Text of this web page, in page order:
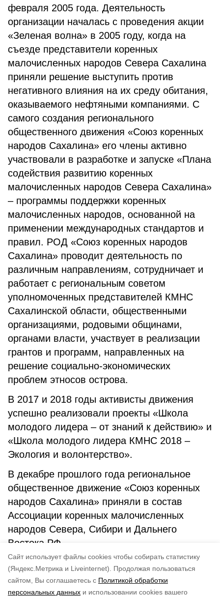
Cайт использует файлы cookies чтобы собирать статистику
(Яндекс.Метрика и Liveinternet).
Продолжая пользоваться
сайтом, Вы соглашаетесь с Политикой обработки
персональных данных и использовании cookies вашего
февраля 2005 года. Деятельность
организации началась с проведения акции
«Зеленая волна» в 2005 году, когда на
съезде представители коренных
малочисленных народов Севера Сахалина
приняли решение выступить против
негативного влияния на их среду обитания,
оказываемого нефтяными компаниями. С
самого создания регионального
общественного движения «Союз коренных
народов Сахалина» его члены активно
участвовали в разработке и запуске «Плана
содействия развитию коренных
малочисленных народов Севера Сахалина»
– программы поддержки коренных
малочисленных народов, основанной на
применении международных стандартов и
правил. РОД «Союз коренных народов
Сахалина» проводит деятельность по
различным направлениям, сотрудничает и
работает с региональным советом
уполномоченных представителей КМНС
Сахалинской области, общественными
организациями, родовыми общинами,
органами власти, участвует в реализации
грантов и программ, направленных на
решение социально-экономических
проблем этносов острова.
В 2017 и 2018 годы активисты движения
успешно реализовали проекты «Школа
молодого лидера – от знаний к действию» и
«Школа молодого лидера КМНС 2018 –
Экология и волонтерство».
В декабре прошлого года региональное
общественное движение «Союз коренных
народов Сахалина» приняли в состав
Ассоциации коренных малочисленных
народов Севера, Сибири и Дальнего
Востока РФ.
Авторы: Зоя Слежакова